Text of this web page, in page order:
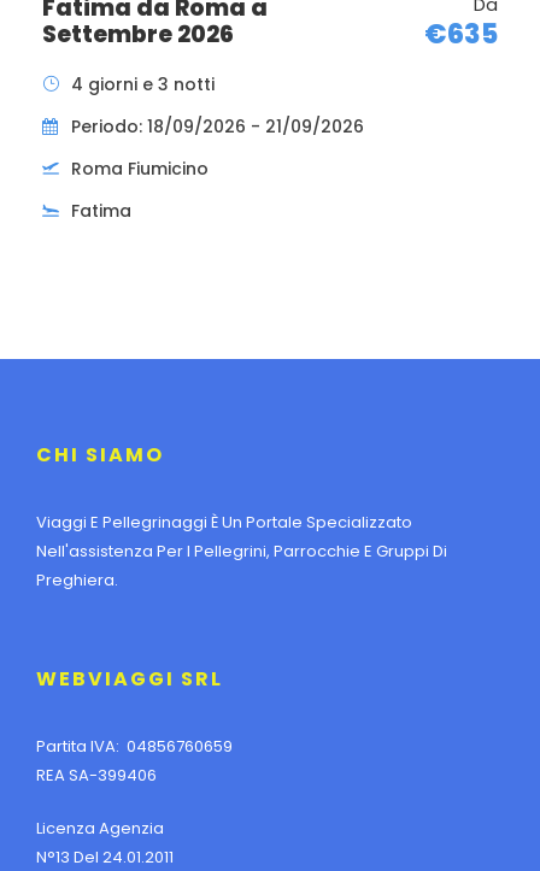
Fatima da Roma a
Settembre 2026
€635
4 giorni e 3 notti
Periodo: 18/09/2026 - 21/09/2026
Roma Fiumicino
Fatima
CHI SIAMO
Viaggi E Pellegrinaggi È Un Portale Specializzato
Nell'assistenza Per I Pellegrini, Parrocchie E Gruppi Di
Preghiera.
WEBVIAGGI SRL
Partita IVA: 04856760659
REA SA-399406
Licenza Agenzia
N°13 Del 24.01.2011